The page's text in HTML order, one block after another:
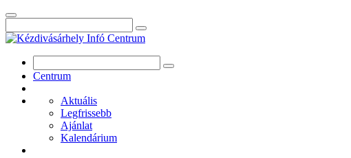
Centrum
Aktuális
Legfrissebb
Ajánlat
Kalendárium